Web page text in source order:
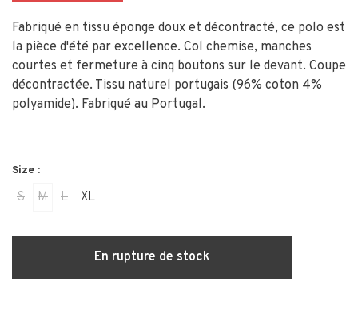
Fabriqué en tissu éponge doux et décontracté, ce polo est
la pièce d'été par excellence. Col chemise, manches
courtes et fermeture à cinq boutons sur le devant. Coupe
décontractée. Tissu naturel portugais (96% coton 4%
polyamide). Fabriqué au Portugal.
Size :
S M L XL
En rupture de stock